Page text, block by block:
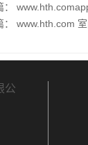
：
： www.hth.com
公